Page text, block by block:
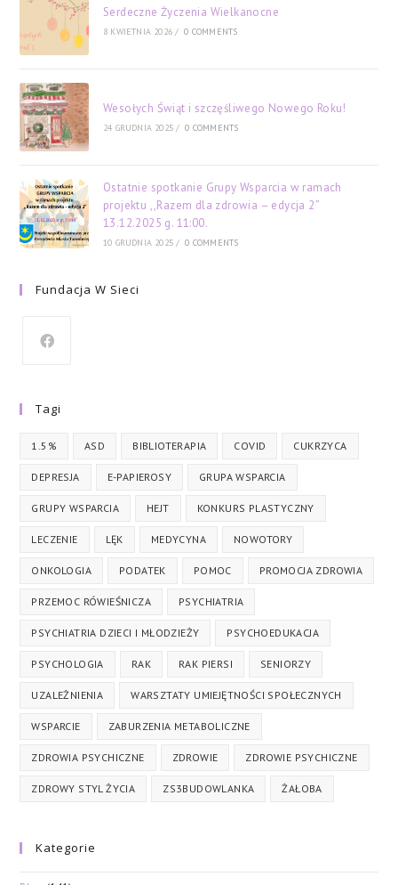
Serdeczne Życzenia Wielkanocne
8 KWIETNIA 2026 / 0 COMMENTS
Wesołych Świąt i szczęśliwego Nowego Roku!
24 GRUDNIA 2025 / 0 COMMENTS
Ostatnie spotkanie Grupy Wsparcia w ramach
projektu ,,Razem dla zdrowia – edycja 2”
13.12.2025 g. 11:00.
10 GRUDNIA 2025 / 0 COMMENTS
Fundacja W Sieci
Tagi
1.5% ASD BIBLIOTERAPIA COVID CUKRZYCA
DEPRESJA E-PAPIEROSY GRUPA WSPARCIA
GRUPY WSPARCIA HEJT KONKURS PLASTYCZNY
LECZENIE LĘK MEDYCYNA NOWOTORY
ONKOLOGIA PODATEK POMOC PROMOCJA ZDROWIA
PRZEMOC RÓWIEŚNICZA PSYCHIATRIA
PSYCHIATRIA DZIECI I MŁODZIEŻY PSYCHOEDUKACJA
PSYCHOLOGIA RAK RAK PIERSI SENIORZY
UZALEŻNIENIA WARSZTATY UMIEJĘTNOŚCI SPOŁECZNYCH
WSPARCIE ZABURZENIA METABOLICZNE
ZDROWIA PSYCHICZNE ZDROWIE ZDROWIE PSYCHICZNE
ZDROWY STYL ŻYCIA ZS3BUDOWLANKA ŻAŁOBA
Kategorie